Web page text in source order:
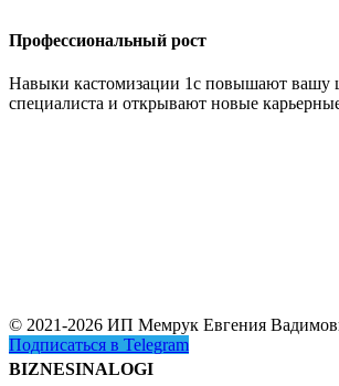
Профессиональный рост
Навыки кастомизации 1с повышают вашу
специалиста и открывают новые
© 2021-2026 ИП Мемрук Евгения
Подписаться в Telegram
BIZNESINALOGI